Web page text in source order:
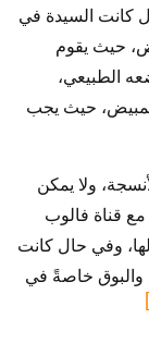
كانت السيدة في
حيث يقوم
الطبيعي،
المبيض، حيث يجب
ولا يمكن
مع قناة فالوب
وفي حال كانت
خاصةً في